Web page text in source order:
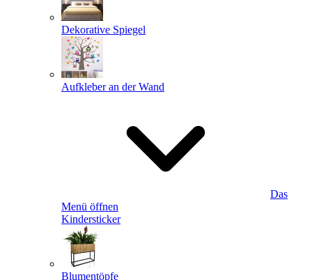
Dekorative Spiegel
Aufkleber an der Wand
Das
Menü öffnen
Kindersticker
Blumentöpfe